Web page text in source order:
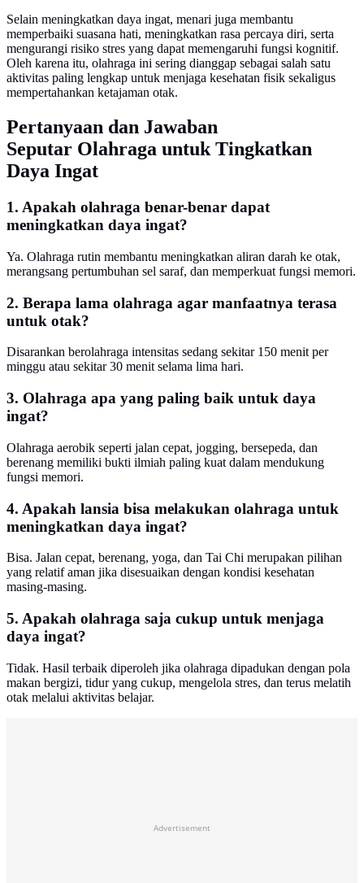
Selain meningkatkan daya ingat, menari juga membantu
memperbaiki suasana hati, meningkatkan rasa percaya diri, serta
mengurangi risiko stres yang dapat memengaruhi fungsi kognitif.
Oleh karena itu, olahraga ini sering dianggap sebagai salah satu
aktivitas paling lengkap untuk menjaga kesehatan fisik sekaligus
mempertahankan ketajaman otak.
Pertanyaan dan Jawaban
Seputar Olahraga untuk Tingkatkan
Daya Ingat
1. Apakah olahraga benar-benar dapat
meningkatkan daya ingat?
Ya. Olahraga rutin membantu meningkatkan aliran darah ke otak,
merangsang pertumbuhan sel saraf, dan memperkuat fungsi memori.
2. Berapa lama olahraga agar manfaatnya terasa
untuk otak?
Disarankan berolahraga intensitas sedang sekitar 150 menit per
minggu atau sekitar 30 menit selama lima hari.
3. Olahraga apa yang paling baik untuk daya
ingat?
Olahraga aerobik seperti jalan cepat, jogging, bersepeda, dan
berenang memiliki bukti ilmiah paling kuat dalam mendukung
fungsi memori.
4. Apakah lansia bisa melakukan olahraga untuk
meningkatkan daya ingat?
Bisa. Jalan cepat, berenang, yoga, dan Tai Chi merupakan pilihan
yang relatif aman jika disesuaikan dengan kondisi kesehatan
masing-masing.
5. Apakah olahraga saja cukup untuk menjaga
daya ingat?
Tidak. Hasil terbaik diperoleh jika olahraga dipadukan dengan pola
makan bergizi, tidur yang cukup, mengelola stres, dan terus melatih
otak melalui aktivitas belajar.
Advertisement